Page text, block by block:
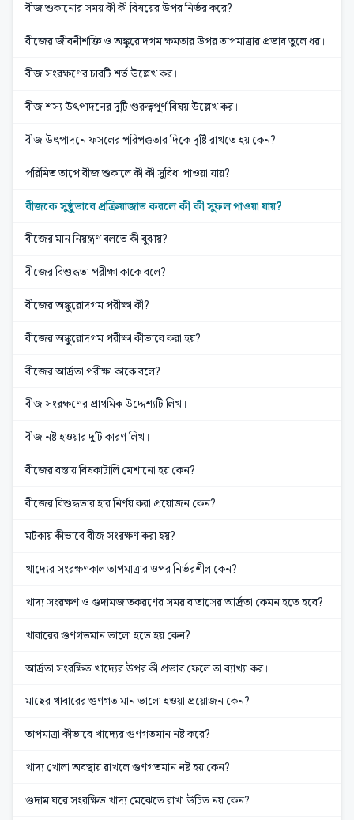
বীজ শুকানোর সময় কী কী বিষয়ের উপর নির্ভর করে?
বীজের জীবনীশক্তি ও অঙ্কুরোদগম ক্ষমতার উপর তাপমাত্রার প্রভাব তুলে ধর।
বীজ সংরক্ষণের চারটি শর্ত উল্লেখ কর।
বীজ শস্য উৎপাদনের দুটি গুরুত্বপূর্ণ বিষয় উল্লেখ কর।
বীজ উৎপাদনে ফসলের পরিপক্কতার দিকে দৃষ্টি রাখতে হয় কেন?
পরিমিত তাপে বীজ শুকালে কী কী সুবিধা পাওয়া যায়?
বীজকে সুষ্ঠুভাবে প্রক্রিয়াজাত করলে কী কী সুফল পাওয়া যায়?
বীজের মান নিয়ন্ত্রণ বলতে কী বুঝায়?
বীজের বিশুদ্ধতা পরীক্ষা কাকে বলে?
বীজের অঙ্কুরোদগম পরীক্ষা কী?
বীজের অঙ্কুরোদগম পরীক্ষা কীভাবে করা হয়?
​​​বীজের আর্দ্রতা পরীক্ষা কাকে বলে?
বীজ সংরক্ষণের প্রাথমিক উদ্দেশ্যটি লিখ।
বীজ নষ্ট হওয়ার দুটি কারণ লিখ।
বীজের বস্তায় বিষকাটালি মেশানো হয় কেন?
বীজের বিশুদ্ধতার হার নির্ণয় করা প্রয়োজন কেন?
মটকায় কীভাবে বীজ সংরক্ষণ করা হয়?
খাদ্যের সংরক্ষণকাল তাপমাত্রার ওপর নির্ভরশীল কেন?
খাদ্য সংরক্ষণ ও গুদামজাতকরণের সময় বাতাসের আর্দ্রতা কেমন হতে হবে?
খাবারের গুণগতমান ভালো হতে হয় কেন?
আর্দ্রতা সংরক্ষিত খাদ্যের উপর কী প্রভাব ফেলে তা ব্যাখ্যা কর।
মাছের খাবারের গুণগত মান ভালো হওয়া প্রয়োজন কেন?
তাপমাত্রা কীভাবে খাদ্যের গুণগতমান নষ্ট করে?
খাদ্য খোলা অবস্থায় রাখলে গুণগতমান নষ্ট হয় কেন?
গুদাম ঘরে সংরক্ষিত খাদ্য মেঝেতে রাখা উচিত নয় কেন?